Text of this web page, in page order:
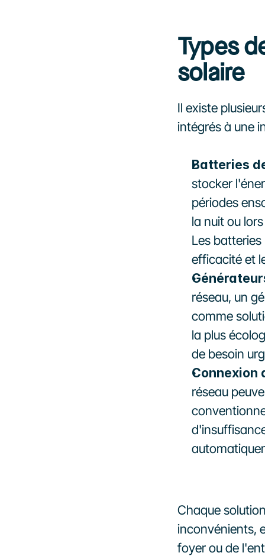
Types
solaire
Il existe
intégrés à une
Batteries
stocker
périodes
la nuit ou
Les
efficacité et
réseau, un
comme
la plus
de besoin
Connexion
réseau
Chaque
inconvénients,
foyer ou de